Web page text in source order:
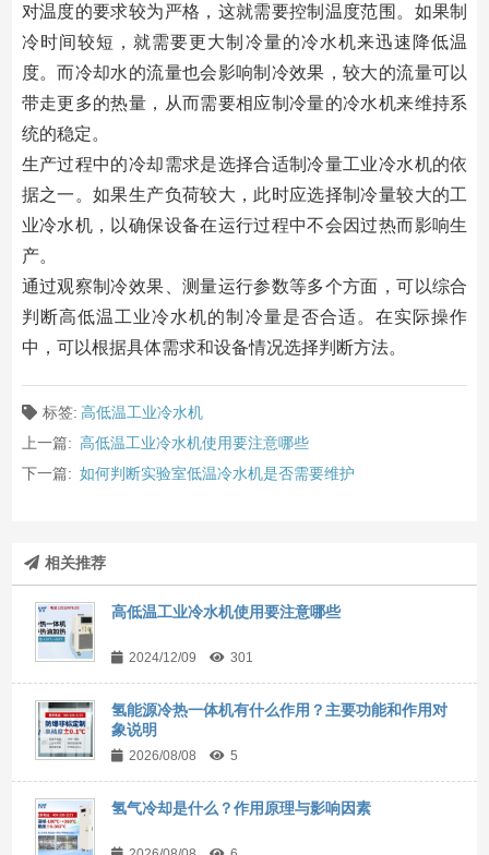
对温度的要求较为严格，这就需要控制温度范围。如果制
冷时间较短，就需要更大制冷量的冷水机来迅速降低温
度。而冷却水的流量也会影响制冷效果，较大的流量可以
带走更多的热量，从而需要相应制冷量的冷水机来维持系
统的稳定。
生产过程中的冷却需求是选择合适制冷量工业冷水机的依
据之一。如果生产负荷较大，此时应选择制冷量较大的工
业冷水机，以确保设备在运行过程中不会因过热而影响生
产。
通过观察制冷效果、测量运行参数等多个方面，可以综合
判断高低温工业冷水机的制冷量是否合适。在实际操作
中，可以根据具体需求和设备情况选择判断方法。
标签: 高低温工业冷水机
上一篇: 高低温工业冷水机使用要注意哪些
下一篇: 如何判断实验室低温冷水机是否需要维护
相关推荐
高低温工业冷水机使用要注意哪些
2024/12/09 301
氢能源冷热一体机有什么作用？主要功能和作用对
象说明
2026/08/08 5
氢气冷却是什么？作用原理与影响因素